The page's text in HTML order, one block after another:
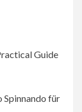
Guide
Spinnando für